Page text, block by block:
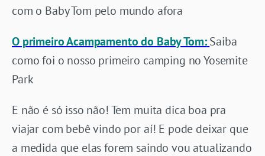
com o Baby Tom pelo mundo afora
O primeiro Acampamento do Baby Tom: Saiba
como foi o nosso primeiro camping no Yosemite
Park
E não é só isso não! Tem muita dica boa pra
viajar com bebê vindo por aí! E pode deixar que
a medida que elas forem saindo vou atualizando